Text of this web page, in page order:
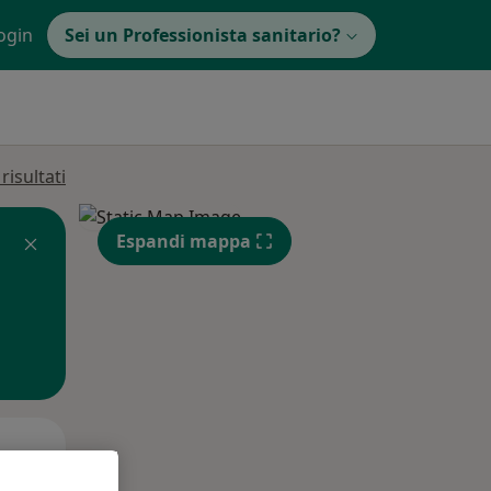
Sei un Professionista sanitario?
Mar,
Espandi mappa